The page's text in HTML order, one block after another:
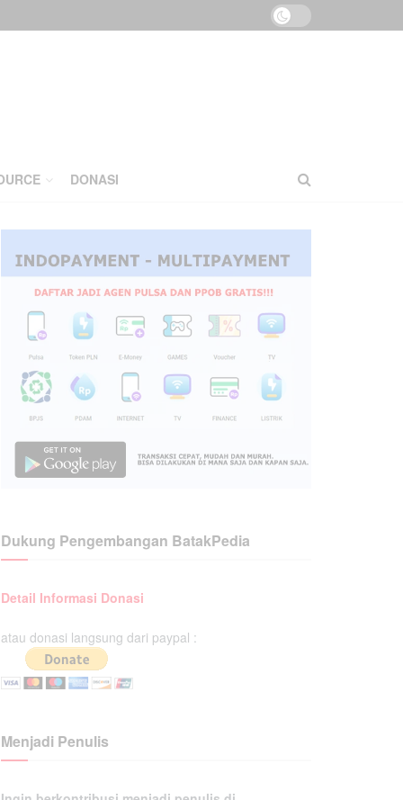
DONASI
Dukung Pengembangan BatakPedia
Detail Informasi Donasi
atau donasi langsung dari paypal :
Menjadi Penulis